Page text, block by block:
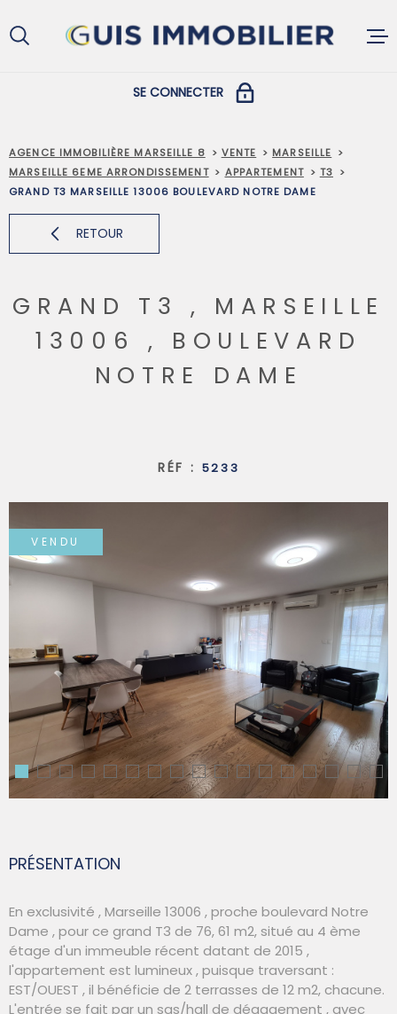
au
menu
au
contenu
ACHETER
VENDRE
QUI
CONTACT
SE CONNECTER
COPROPRIÉTAIRES
PROPRIÉTAIRES ET LOCATAIRES
AGENCE IMMOBILIÈRE MARSEILLE 8 VENTE
MARSEILLE
MARSEILLE 6EME ARRONDISSEMENT
APPARTEMENT
T3
GRAND T3 MARSEILLE 13006 BOULEVARD NOTRE DAME
RETOUR
GRAND T3 , MARSEILLE
13006 , BOULEVARD
NOTRE DAME
RÉF : 5233
VENDU
PRÉSENTATION
En exclusivité , Marseille 13006 , proche boulevard Notre
Dame , pour ce grand T3 de 76, 61 m2, situé au 4 ème
étage d'un immeuble récent datant de 2015 ,
l'appartement est lumineux , puisque traversant :
EST/OUEST , il bénéficie de 2 terrasses de 12 m2, chacune.
L'entrée se fait par un sas/hall de dégagement , avec